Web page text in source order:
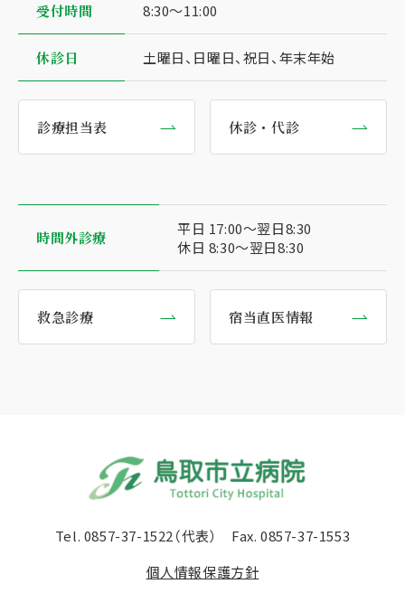
受付時間 8:30〜11:00
休診日 土曜日、日曜日、祝日、年末年始
診療担当表 休診・代診
時間外診療
平日 17:00〜翌日8:30
休日 8:30〜翌日8:30
救急診療 宿当直医情報
Tel. 0857-37-1522（代表）
Fax. 0857-37-1553
個⼈情報保護⽅針